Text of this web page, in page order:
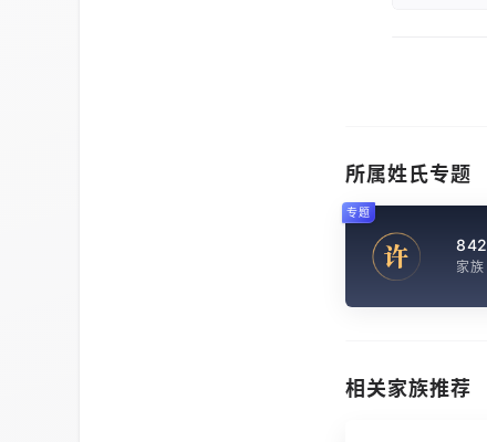
所属姓氏专题
许 842
家族
专题
相关家族推荐